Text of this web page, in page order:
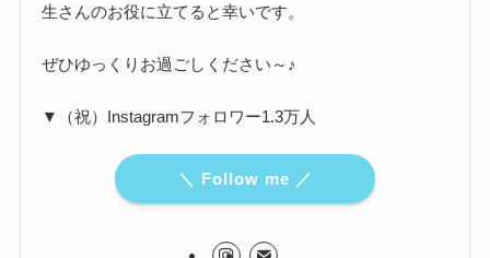
生さんのお役に立てると幸いです。
ぜひゆっくりお過ごしください～♪
▼（祝）Instagramフォロワー1.3万人
＼ Follow me ／